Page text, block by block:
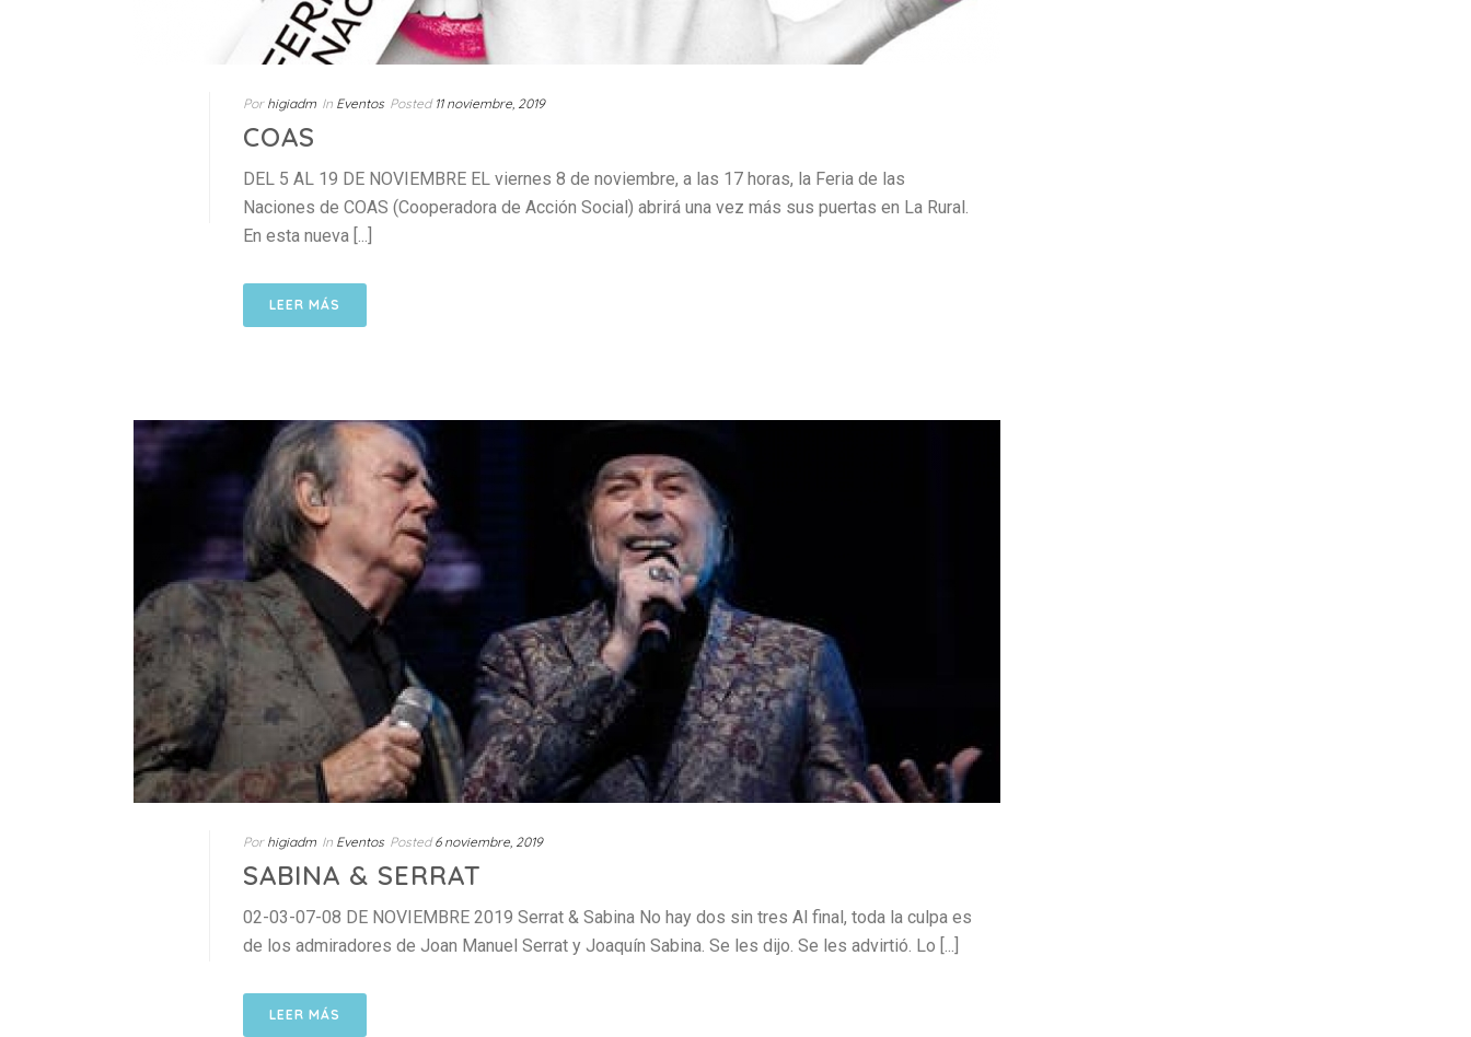
Por higiadm In Eventos Posted 11 noviembre, 2019
COAS
DEL 5 AL 19 DE NOVIEMBRE EL viernes 8 de noviembre, a las 17 horas, la Feria de las
Naciones de COAS (Cooperadora de Acción Social) abrirá una vez más sus puertas en La Rural.
En esta nueva [...]
LEER MÁS
Por higiadm In Eventos Posted 6 noviembre, 2019
SABINA & SERRAT
02-03-07-08 DE NOVIEMBRE 2019 Serrat & Sabina No hay dos sin tres Al final, toda la culpa es
de los admiradores de Joan Manuel Serrat y Joaquín Sabina. Se les dijo. Se les advirtió. Lo [...]
LEER MÁS